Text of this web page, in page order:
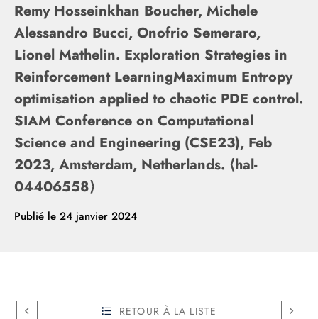
Remy Hosseinkhan Boucher, Michele
Alessandro Bucci, Onofrio Semeraro,
Lionel Mathelin. Exploration Strategies in
Reinforcement LearningMaximum Entropy
optimisation applied to chaotic PDE control.
SIAM Conference on Computational
Science and Engineering (CSE23), Feb
2023, Amsterdam, Netherlands. ⟨hal-
04406558⟩
Publié le 24 janvier 2024
RETOUR À LA LISTE